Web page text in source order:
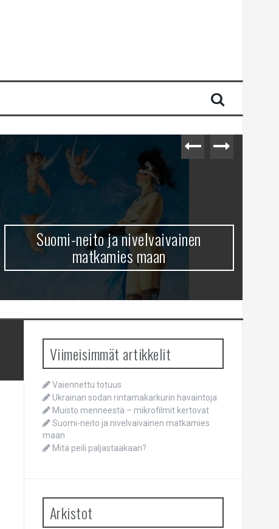
Suomi-neito ja nivelvaivainen
matkamies maan
Viimeisimmät artikkelit
Vaiennettu totuus
Ukrainan sodan rintamakarkurin havaintoja
Muisto menneestä – mikrofilmit kertovat
Suomi-neito ja nivelvaivainen matkamies
maan
Mitä peili paljastaakaan?
Arkistot